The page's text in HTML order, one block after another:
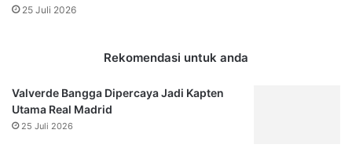
25 Juli 2026
Rekomendasi untuk anda
Valverde Bangga Dipercaya Jadi Kapten
Utama Real Madrid
25 Juli 2026